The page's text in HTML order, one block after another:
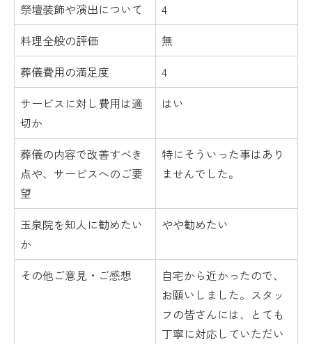
祭壇装飾や演出について
4
料理全般の評価
無
葬儀費用の満足度
4
サービスに対し費用は適
切か
はい
葬儀の内容で改善すべき
点や、サービスへのご要
望
特にそういった事はあり
ませんでした。
玉泉院を知人に勧めたい
か
やや勧めたい
その他ご意見・ご感想
自宅から近かったので、
お願いしました。スタッ
フの皆さんには、とても
丁寧に対応していただい